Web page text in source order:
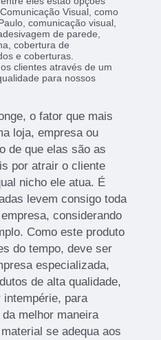
Visual, como
comunicação visual,
de parede,
cobertura de
e coberturas.
clientes através de um
para nossos
o fator que mais
loja, empresa ou
de que elas são as
por atrair o cliente
nicho ele atua. É
levem consigo toda
considerando
Como este produto
do tempo, deve ser
especializada,
de alta qualidade,
para
melhor maneira
se adequa aos